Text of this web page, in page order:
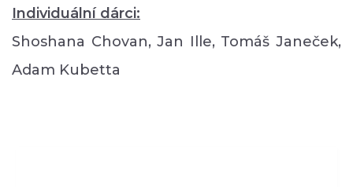
PROFESIONÁLOVÉ
Individuální dárci:
Shoshana Chovan, Jan Ille, Tomáš Janeček,
Adam Kubetta